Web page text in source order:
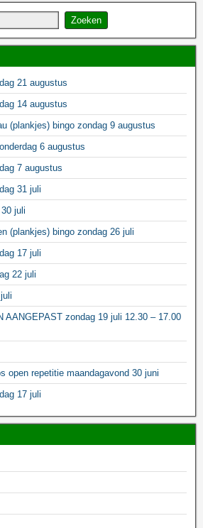
21 augustus
14 augustus
(plankjes) bingo zondag 9 augustus
6 augustus
7 augustus
31 juli
juli
(plankjes) bingo zondag 26 juli
17 juli
22 juli
AANGEPAST zondag 19 juli 12.30 – 17.00
open repetitie maandagavond 30 juni
17 juli